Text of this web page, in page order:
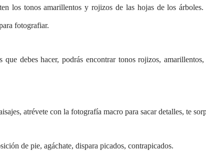
los tonos amarillentos y rojizos de las hojas de los árboles.
fotografiar.
debes hacer, podrás encontrar tonos rojizos, amarillentos,
atrévete con la fotografía macro para sacar detalles, te
de pie, agáchate, dispara picados, contrapicados.